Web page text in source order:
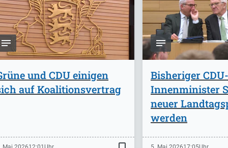
und CDU einigen
auf Koalitionsvertrag
Bisheriger CDU-
Innenminister
neuer
werden